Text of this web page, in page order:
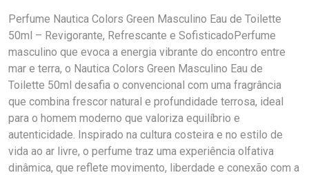
Perfume Nautica Colors Green Masculino Eau de Toilette
50ml – Revigorante, Refrescante e SofisticadoPerfume
masculino que evoca a energia vibrante do encontro entre
mar e terra, o Nautica Colors Green Masculino Eau de
Toilette 50ml desafia o convencional com uma fragrância
que combina frescor natural e profundidade terrosa, ideal
para o homem moderno que valoriza equilíbrio e
autenticidade. Inspirado na cultura costeira e no estilo de
vida ao ar livre, o perfume traz uma experiência olfativa
dinâmica, que reflete movimento, liberdade e conexão com a